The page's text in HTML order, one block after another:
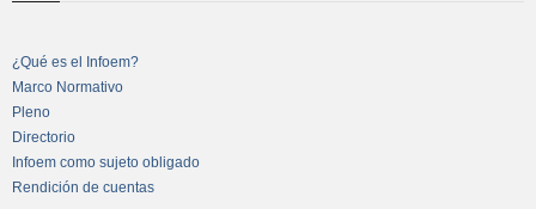
¿Qué es el Infoem?
Marco Normativo
Pleno
Directorio
Infoem como sujeto obligado
Rendición de cuentas